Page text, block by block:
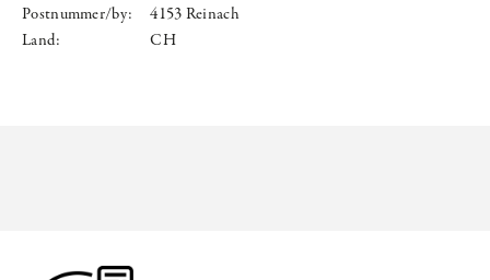
Postnummer/by:
4153 Reinach
Land:
CH